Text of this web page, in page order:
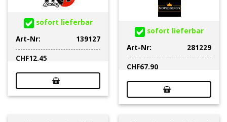
sofort lieferbar
Art-Nr:
139127
CHF12.45
sofort lieferbar
Art-Nr:
281229
CHF67.90